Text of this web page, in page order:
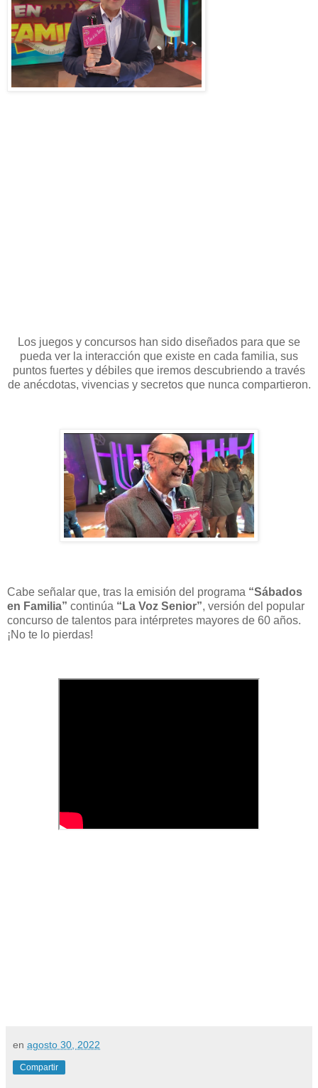
Los juegos y concursos han sido diseñados para que se
pueda ver la interacción que existe en cada familia, sus
puntos fuertes y débiles que iremos descubriendo a través
de anécdotas, vivencias y secretos que nunca compartieron.
Cabe señalar que, tras la emisión del programa “Sábados
en Familia” continúa “La Voz Senior”, versión del popular
concurso de talentos para intérpretes mayores de 60 años.
¡No te lo pierdas!
en agosto 30, 2022
Compartir